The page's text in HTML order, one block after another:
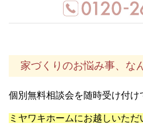
家づくりのお悩み事、な
個別無料相談会を随時受け付け
ミヤワキホームにお越しいただ